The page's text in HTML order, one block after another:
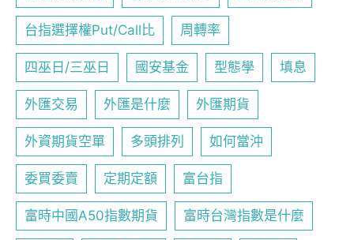
台指選擇權Put/Call比 周轉率
四巫日/三巫日 國安基金 型態學 填息
外匯交易 外匯是什麼 外匯期貨
外資期貨空單 多頭排列 如何當沖
委買委賣 定期定額 富台指
富時中國A50指數期貨 富時台灣指數是什麼